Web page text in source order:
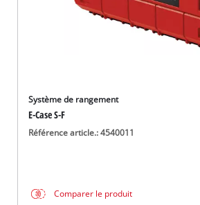
Système de rangement
E-Case S-F
Référence article.: 4540011
Comparer le produit